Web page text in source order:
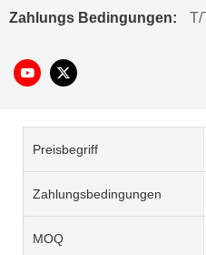
Zahlungs Bedingungen: T/
Preisbegriff
Zahlungsbedingungen
MOQ